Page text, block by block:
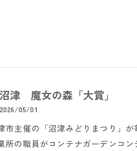
沼津 魔女の森「大賞」
2026/05/01
市主催の「沼津みどりまつり」が
所の職員がコンテナガーデンコ